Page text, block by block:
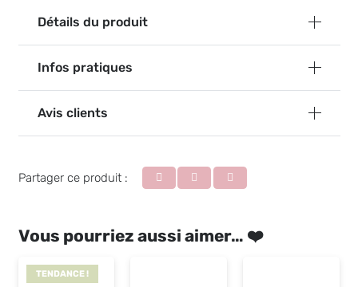
Détails du produit
Infos pratiques
Avis clients
Partager ce produit :
Vous pourriez aussi aimer… ❤️
TENDANCE !